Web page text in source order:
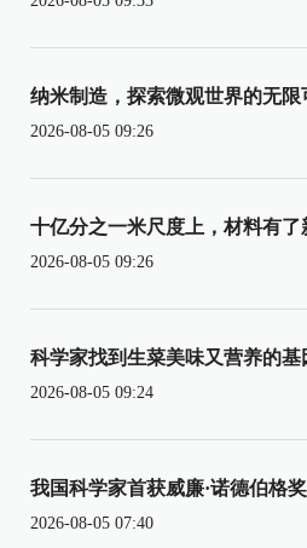
纳米制造，探索微观世界的无限
2026-08-05 09:26
十亿分之一米尺度上，材料有了
2026-08-05 09:26
科学家找到生菜美味又营养的基
2026-08-05 09:24
我国科学家首获威廉·诺德伯格
2026-08-05 07:40